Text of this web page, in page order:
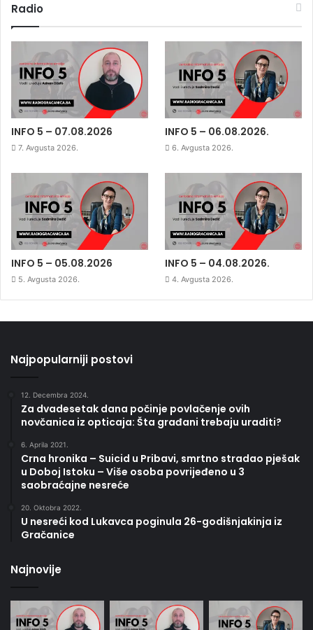
Radio
INFO 5 – 07.08.2026
7. Avgusta 2026.
INFO 5 – 06.08.2026.
6. Avgusta 2026.
INFO 5 – 05.08.2026
5. Avgusta 2026.
INFO 5 – 04.08.2026.
4. Avgusta 2026.
Najpopularniji postovi
12. Decembra 2024.
Za dvadesetak dana počinje povlačenje ovih
novčanica iz opticaja: Šta građani trebaju uraditi?
6. Aprila 2021.
Crna hronika – Suicid u Pribavi, smrtno stradao pješak
u Doboj Istoku – Više osoba povrijeđeno u 3
saobraćajne nesreće
20. Oktobra 2022.
U nesreći kod Lukavca poginula 26-godišnjakinja iz
Gračanice
Najnovije